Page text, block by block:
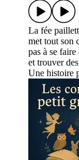
La fée
met tout son
pas à se
et trouver
Une histoire